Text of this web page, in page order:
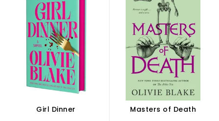
Girl Dinner Masters of Death